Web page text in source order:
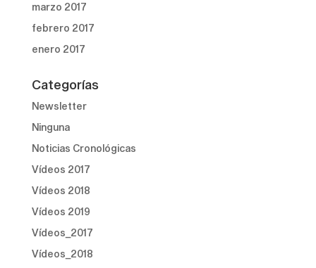
marzo 2017
febrero 2017
enero 2017
Categorías
Newsletter
Ninguna
Noticias Cronológicas
Vídeos 2017
Vídeos 2018
Vídeos 2019
Vídeos_2017
Vídeos_2018